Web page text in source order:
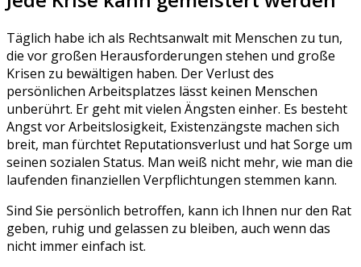
Täglich habe ich als Rechtsanwalt mit Menschen zu tun,
die vor großen Herausforderungen stehen und große
Krisen zu bewältigen haben. Der Verlust des
persönlichen Arbeitsplatzes lässt keinen Menschen
unberührt. Er geht mit vielen Ängsten einher. Es besteht
Angst vor Arbeitslosigkeit, Existenzängste machen sich
breit, man fürchtet Reputationsverlust und hat Sorge um
seinen sozialen Status. Man weiß nicht mehr, wie man die
laufenden finanziellen Verpflichtungen stemmen kann.
Sind Sie persönlich betroffen, kann ich Ihnen nur den Rat
geben, ruhig und gelassen zu bleiben, auch wenn das
nicht immer einfach ist.